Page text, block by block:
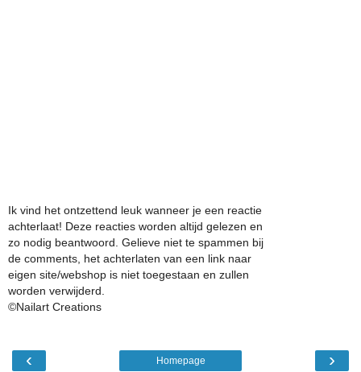
Ik vind het ontzettend leuk wanneer je een reactie
achterlaat! Deze reacties worden altijd gelezen en
zo nodig beantwoord. Gelieve niet te spammen bij
de comments, het achterlaten van een link naar
eigen site/webshop is niet toegestaan en zullen
worden verwijderd.
©Nailart Creations
‹ ›
Homepage